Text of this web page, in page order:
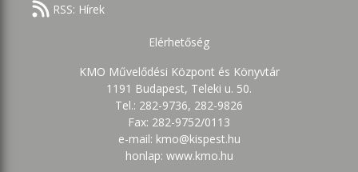
RSS: Hírek
Elérhetőség
KMO Művelődési Központ és Könyvtár
1191 Budapest, Teleki u. 50.
Tel.: 282-9736, 282-9826
Fax: 282-9752/0113
e-mail: kmo@kispest.hu
honlap: www.kmo.hu